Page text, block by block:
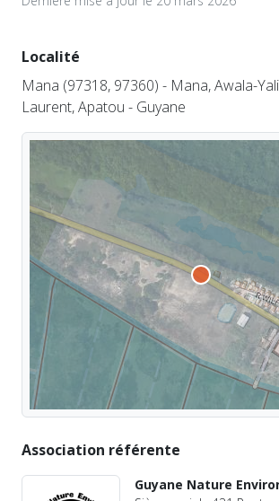
Localité
Mana (97318, 97360) - Mana, Awala-
Laurent, Apatou - Guyane
Association référente
Guyane Nature